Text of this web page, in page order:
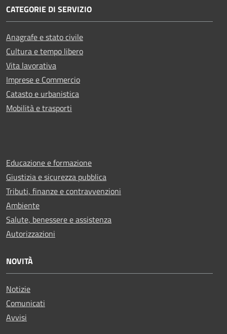
CATEGORIE DI SERVIZIO
Anagrafe e stato civile
Cultura e tempo libero
Vita lavorativa
Imprese e Commercio
Catasto e urbanistica
Mobilità e trasporti
Educazione e formazione
Giustizia e sicurezza pubblica
Tributi, finanze e contravvenzioni
Ambiente
Salute, benessere e assistenza
Autorizzazioni
NOVITÀ
Notizie
Comunicati
Avvisi